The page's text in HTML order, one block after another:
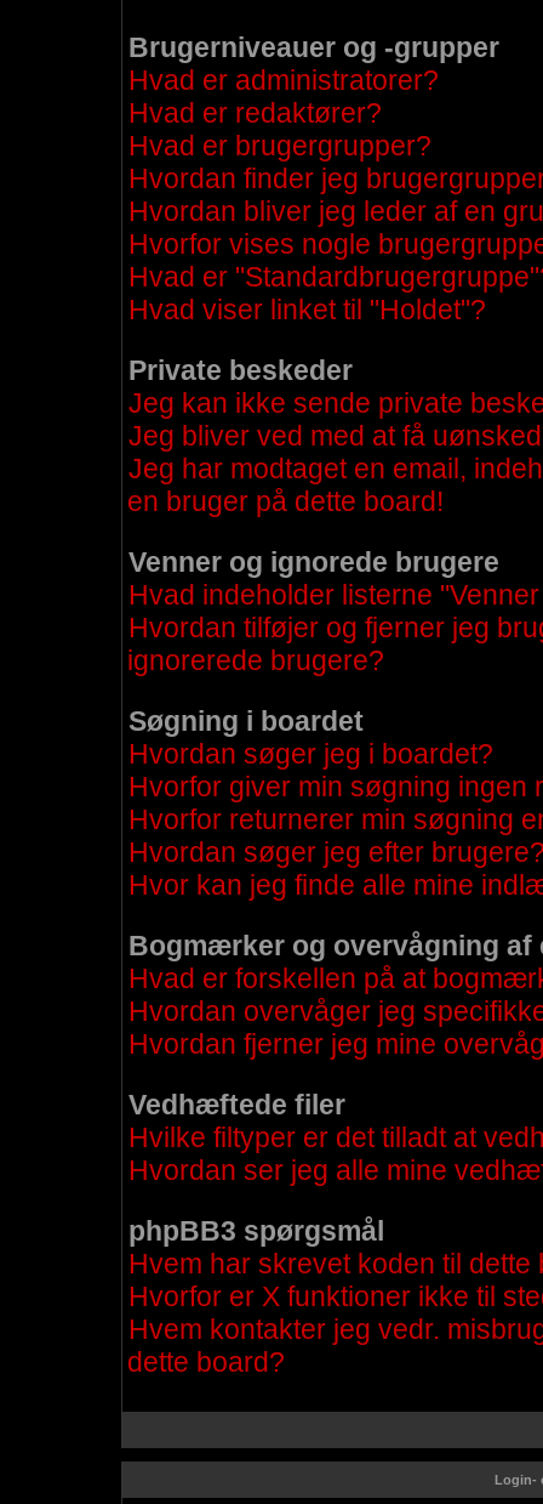
Brugerniveauer og -grupper
Hvad er administratorer?
Hvad er redaktører?
Hvad er brugergrupper?
Hvordan finder jeg
Hvordan bliver jeg leder af en
Hvorfor vises nogle
Hvad er
Hvad viser linket til "Holdet"?
Private beskeder
Jeg kan ikke sende private
Jeg bliver ved med at få
Jeg har modtaget en email,
en bruger på dette board!
Venner og ignorede brugere
Hvad indeholder listerne
Hvordan tilføjer og fjerner jeg
ignorerede brugere?
Søgning i boardet
Hvordan søger jeg i boardet?
Hvorfor giver min søgning ingen
Hvorfor returnerer min søgning
Hvordan søger jeg efter
Hvor kan jeg finde alle mine
Bogmærker og overvågning af
Hvad er forskellen på at
Hvordan overvåger jeg
Hvordan fjerner jeg mine
Vedhæftede filer
Hvilke filtyper er det tilladt at
Hvordan ser jeg alle mine
phpBB3 spørgsmål
Hvem har skrevet koden til dette
Hvorfor er X funktioner ikke til
Hvem kontakter jeg vedr.
dette board?
Login-